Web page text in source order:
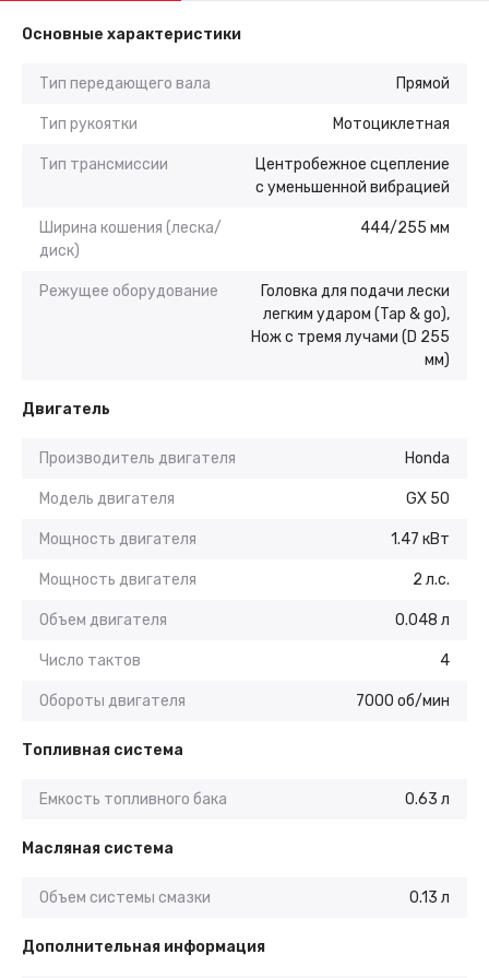
Основные характеристики
Тип передающего вала Прямой
Тип рукоятки Мотоциклетная
Тип трансмиссии
Центробежное сцепление
с уменьшенной вибрацией
Ширина кошения (леска/
диск)
444/255 мм
Режущее оборудование
Головка для подачи лески
легким ударом (Tap & go),
Нож с тремя лучами (D 255
мм)
Двигатель
Производитель двигателя Honda
Модель двигателя GX 50
Мощность двигателя 1.47 кВт
Мощность двигателя 2 л.с.
Объем двигателя 0.048 л
Число тактов 4
Обороты двигателя 7000 об/мин
Топливная система
Емкость топливного бака 0.63 л
Масляная система
Объем системы смазки 0.13 л
Дополнительная информация